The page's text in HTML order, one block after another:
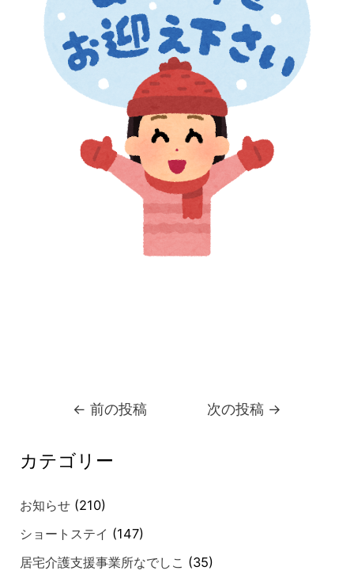
← 前の投稿 次の投稿 →
カテゴリー
お知らせ (210)
ショートステイ (147)
居宅介護支援事業所なでしこ (35)